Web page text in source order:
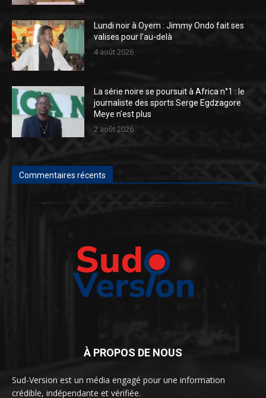
Lundi noir à Oyem : Jimmy Ondo fait ses
valises pour l’au-delà
4 août 2026
La série noire se poursuit à Africa n°1 : le
journaliste des sports Serge Egdzagore
Meye n’est plus
2 août 2026
Commentaires récents
À PROPOS DE NOUS
Sud-Version est un média engagé pour une information
crédible, indépendante et vérifiée.